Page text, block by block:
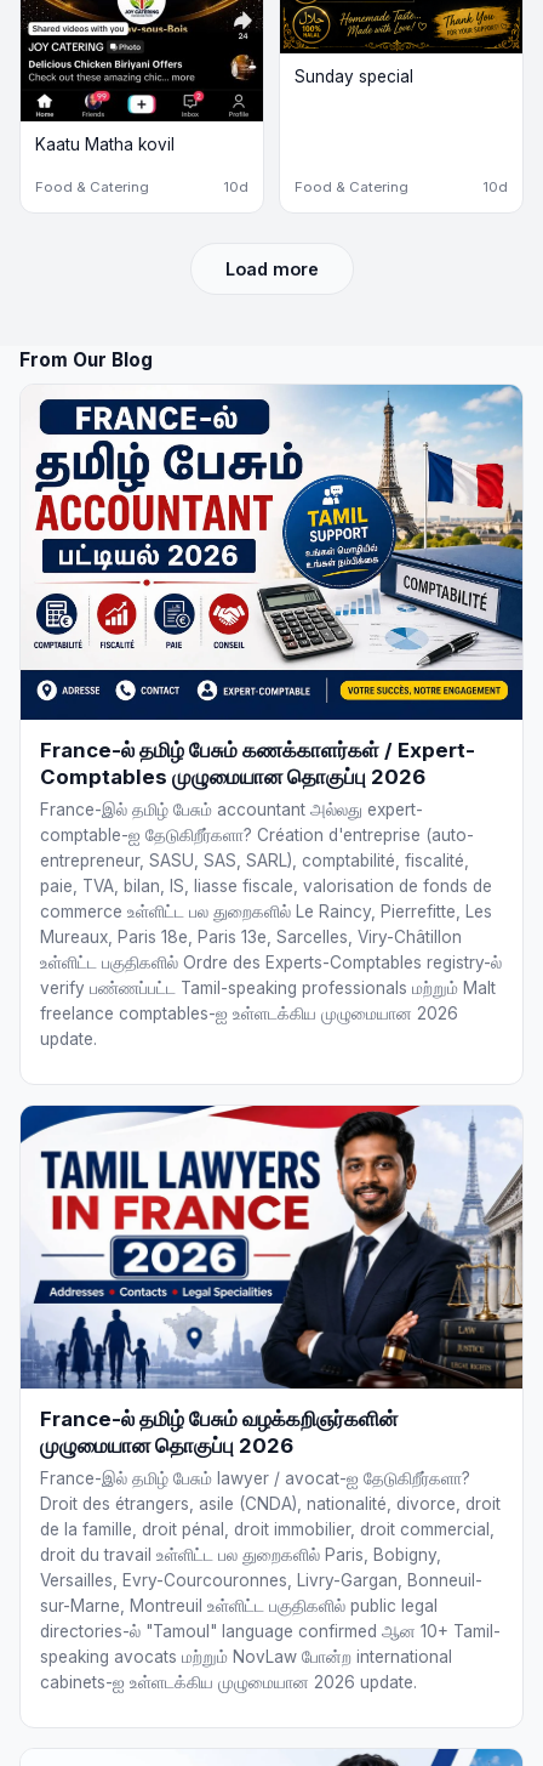
Kaatu Matha kovil
Food & Catering 10d
Sunday special
Food & Catering 10d
Load more
From Our Blog
France-ல் தமிழ் பேசும் கணக்காளர்கள் / Expert-
Comptables முழுமையான தொகுப்பு 2026
France-இல் தமிழ் பேசும் accountant அல்லது expert-
comptable-ஐ தேடுகிறீர்களா? Création d'entreprise (auto-
entrepreneur, SASU, SAS, SARL), comptabilité, fiscalité,
paie, TVA, bilan, IS, liasse fiscale, valorisation de fonds de
commerce உள்ளிட்ட பல துறைகளில் Le Raincy, Pierrefitte, Les
Mureaux, Paris 18e, Paris 13e, Sarcelles, Viry-Châtillon
உள்ளிட்ட பகுதிகளில் Ordre des Experts-Comptables registry-ல்
verify பண்ணப்பட்ட Tamil-speaking professionals மற்றும் Malt
freelance comptables-ஐ உள்ளடக்கிய முழுமையான 2026
update.
France-ல் தமிழ் பேசும் வழக்கறிஞர்களின்
முழுமையான தொகுப்பு 2026
France-இல் தமிழ் பேசும் lawyer / avocat-ஐ தேடுகிறீர்களா?
Droit des étrangers, asile (CNDA), nationalité, divorce, droit
de la famille, droit pénal, droit immobilier, droit commercial,
droit du travail உள்ளிட்ட பல துறைகளில் Paris, Bobigny,
Versailles, Evry-Courcouronnes, Livry-Gargan, Bonneuil-
sur-Marne, Montreuil உள்ளிட்ட பகுதிகளில் public legal
directories-ல் "Tamoul" language confirmed ஆன 10+ Tamil-
speaking avocats மற்றும் NovLaw போன்ற international
cabinets-ஐ உள்ளடக்கிய முழுமையான 2026 update.